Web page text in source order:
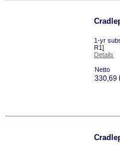
1-yr
R1]
Details
Netto
330,69